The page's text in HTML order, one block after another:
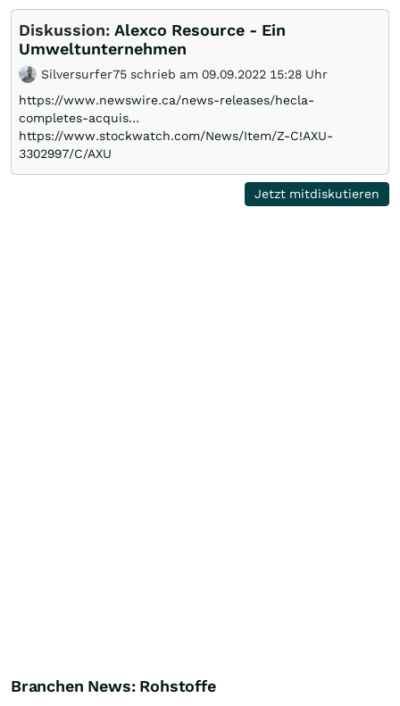
Diskussion: Alexco Resource - Ein
Umweltunternehmen
Silversurfer75 schrieb am 09.09.2022 15:28 Uhr
https://www.newswire.ca/news-releases/hecla-
completes-acquis…
https://www.stockwatch.com/News/Item/Z-C!AXU-
3302997/C/AXU
Jetzt mitdiskutieren
Branchen News: Rohstoffe